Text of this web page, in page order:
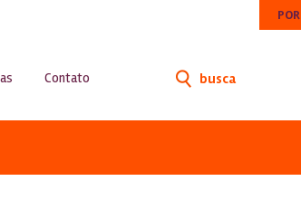
POR
Contato busca